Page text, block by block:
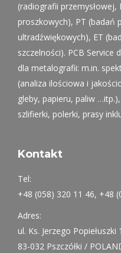
(radiografii
proszkowych), PT (badań
ultradźwiękowych), ET
szczelności). PCB Service
dla metalografii: m.in.
(analiza ilościowa i
gleby, papieru, paliw
szlifierki, polerki, prasy
Kontakt
Tel:
+48 (058) 320 11 46, +48
Adres:
ul. Ks. Jerzego Popiełuszki 1
83-032 Pszczółki /